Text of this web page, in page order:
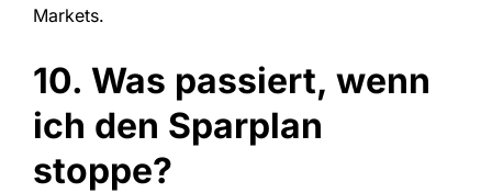
Markets.
10. Was passiert, wenn
ich den Sparplan
stoppe?